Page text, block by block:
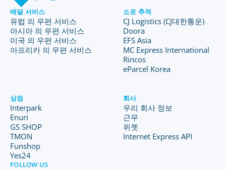
배달 서비스
유럽 의 우편 서비스
아시아 의 우편 서비스
미국 의 우편 서비스
아프리카 의 우편 서비스
소포 추적
CJ Logistics (CJ대한통운)
Doora
EFS Asia
MC Express International
Rincos
eParcel Korea
상점
Interpark
Enuri
GS SHOP
TMON
Funshop
Yes24
회사
우리 회사 정보
근무
위젯
Internet Express API
FOLLOW US